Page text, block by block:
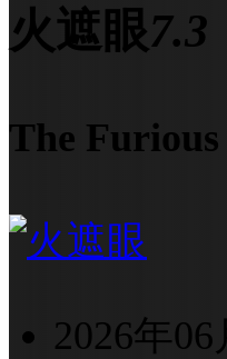
火遮眼7.3
The Furious
2026年